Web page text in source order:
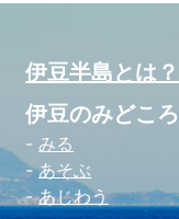
伊豆半島とは？
伊豆のみどころ
みる
あそぶ
あじわう